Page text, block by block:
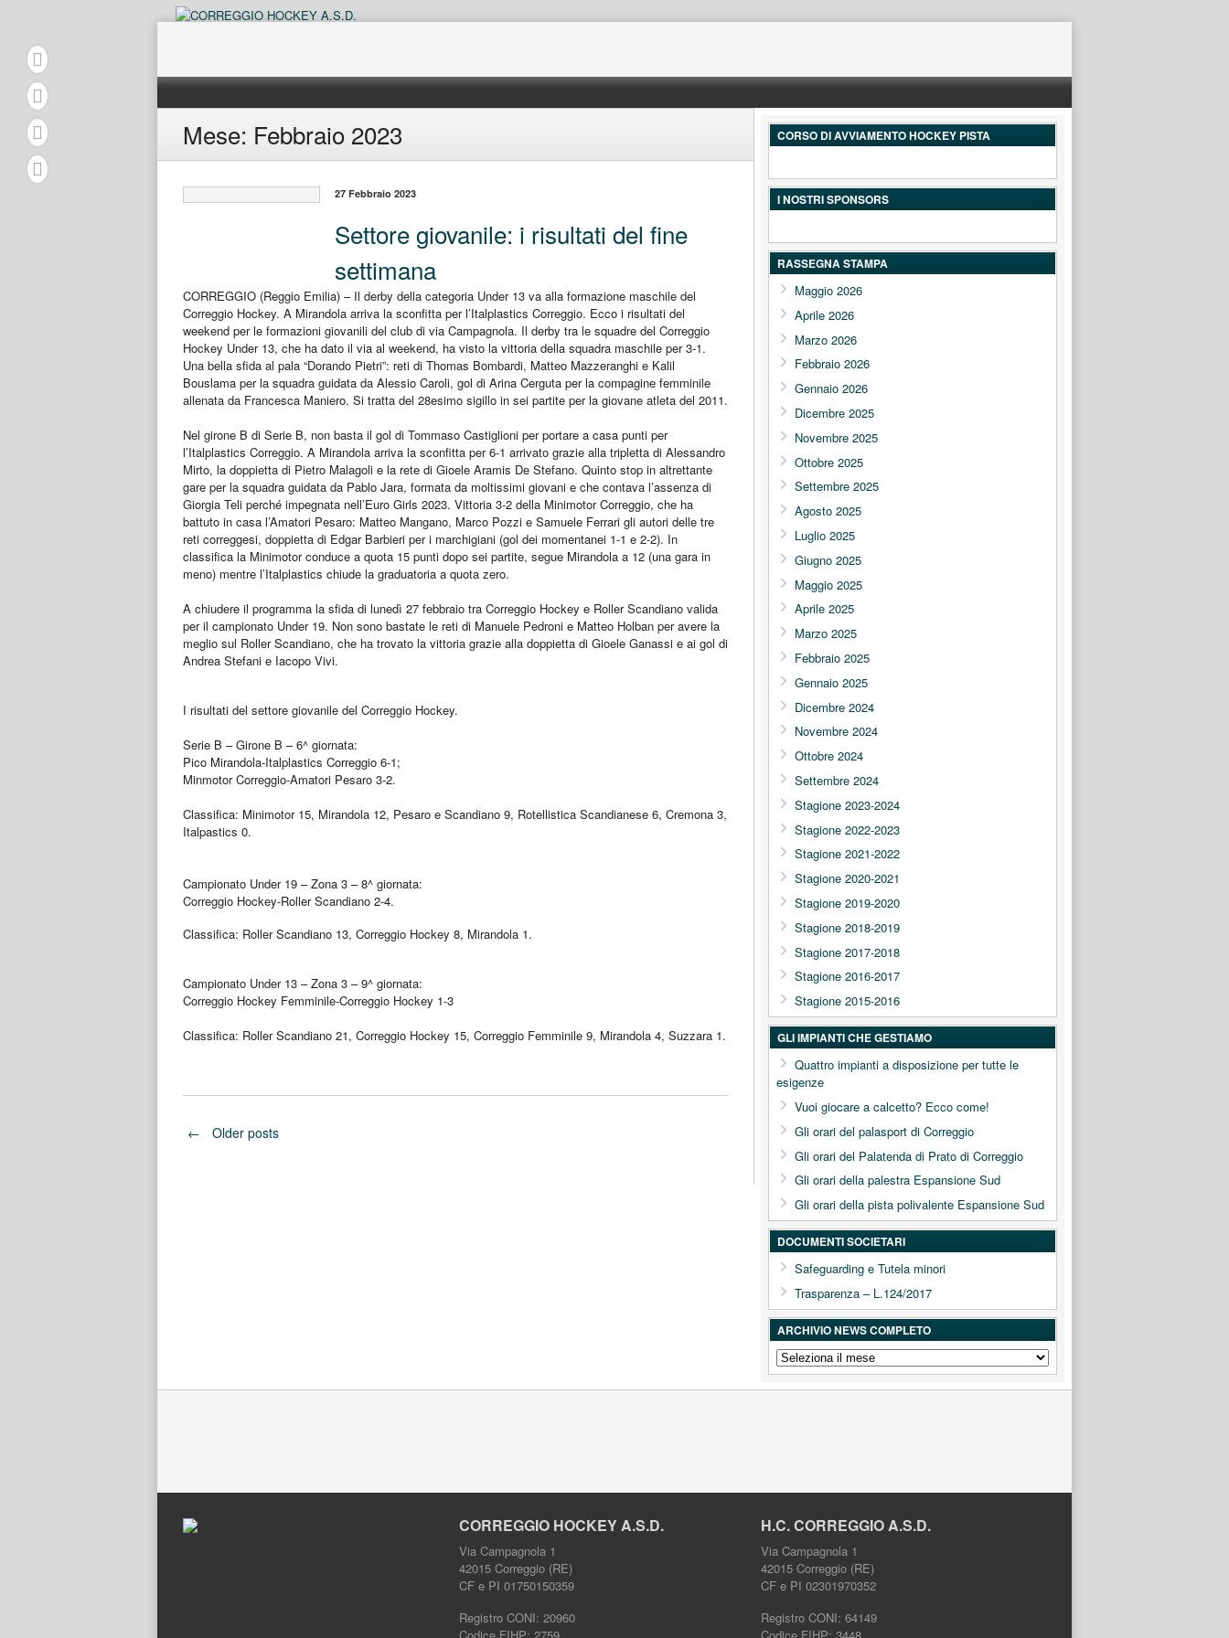
Mese: Febbraio 2023
27 Febbraio 2023
Settore giovanile: i risultati del fine
settimana
CORREGGIO (Reggio Emilia) – Il derby della categoria Under 13 va alla formazione maschile del
Correggio Hockey. A Mirandola arriva la sconfitta per l’Italplastics Correggio. Ecco i risultati del
weekend per le formazioni giovanili del club di via Campagnola. Il derby tra le squadre del Correggio
Hockey Under 13, che ha dato il via al weekend, ha visto la vittoria della squadra maschile per 3-1.
Una bella sfida al pala “Dorando Pietri”: reti di Thomas Bombardi, Matteo Mazzeranghi e Kalil
Bouslama per la squadra guidata da Alessio Caroli, gol di Arina Cerguta per la compagine femminile
allenata da Francesca Maniero. Si tratta del 28esimo sigillo in sei partite per la giovane atleta del 2011.
Nel girone B di Serie B, non basta il gol di Tommaso Castiglioni per portare a casa punti per
l’Italplastics Correggio. A Mirandola arriva la sconfitta per 6-1 arrivato grazie alla tripletta di Alessandro
Mirto, la doppietta di Pietro Malagoli e la rete di Gioele Aramis De Stefano. Quinto stop in altrettante
gare per la squadra guidata da Pablo Jara, formata da moltissimi giovani e che contava l’assenza di
Giorgia Teli perché impegnata nell’Euro Girls 2023. Vittoria 3-2 della Minimotor Correggio, che ha
battuto in casa l’Amatori Pesaro: Matteo Mangano, Marco Pozzi e Samuele Ferrari gli autori delle tre
reti correggesi, doppietta di Edgar Barbieri per i marchigiani (gol dei momentanei 1-1 e 2-2). In
classifica la Minimotor conduce a quota 15 punti dopo sei partite, segue Mirandola a 12 (una gara in
meno) mentre l’Italplastics chiude la graduatoria a quota zero.
A chiudere il programma la sfida di lunedì 27 febbraio tra Correggio Hockey e Roller Scandiano valida
per il campionato Under 19. Non sono bastate le reti di Manuele Pedroni e Matteo Holban per avere la
meglio sul Roller Scandiano, che ha trovato la vittoria grazie alla doppietta di Gioele Ganassi e ai gol di
Andrea Stefani e Iacopo Vivi.
I risultati del settore giovanile del Correggio Hockey.
Serie B – Girone B – 6^ giornata:
Pico Mirandola-Italplastics Correggio 6-1;
Minmotor Correggio-Amatori Pesaro 3-2.
Classifica: Minimotor 15, Mirandola 12, Pesaro e Scandiano 9, Rotellistica Scandianese 6, Cremona 3,
Italpastics 0.
Campionato Under 19 – Zona 3 – 8^ giornata:
Correggio Hockey-Roller Scandiano 2-4.
Classifica: Roller Scandiano 13, Correggio Hockey 8, Mirandola 1.
Campionato Under 13 – Zona 3 – 9^ giornata:
Correggio Hockey Femminile-Correggio Hockey 1-3
Classifica: Roller Scandiano 21, Correggio Hockey 15, Correggio Femminile 9, Mirandola 4, Suzzara 1.
Posts
← Older posts
CORSO DI AVVIAMENTO HOCKEY PISTA
I NOSTRI SPONSORS
RASSEGNA STAMPA
Maggio 2026
Aprile 2026
Marzo 2026
Febbraio 2026
Gennaio 2026
Dicembre 2025
Novembre 2025
Ottobre 2025
Settembre 2025
Agosto 2025
Luglio 2025
Giugno 2025
Maggio 2025
Aprile 2025
Marzo 2025
Febbraio 2025
Gennaio 2025
Dicembre 2024
Novembre 2024
Ottobre 2024
Settembre 2024
Stagione 2023-2024
Stagione 2022-2023
Stagione 2021-2022
Stagione 2020-2021
Stagione 2019-2020
Stagione 2018-2019
Stagione 2017-2018
Stagione 2016-2017
Stagione 2015-2016
GLI IMPIANTI CHE GESTIAMO
Quattro impianti a disposizione per tutte le
esigenze
Vuoi giocare a calcetto? Ecco come!
Gli orari del palasport di Correggio
Gli orari del Palatenda di Prato di Correggio
Gli orari della palestra Espansione Sud
Gli orari della pista polivalente Espansione Sud
DOCUMENTI SOCIETARI
Safeguarding e Tutela minori
Trasparenza – L.124/2017
ARCHIVIO NEWS COMPLETO
ARCHIVIO
NEWS
COMPLETO
CORREGGIO HOCKEY A.S.D.
Via Campagnola 1
42015 Correggio (RE)
CF e PI 01750150359
Registro CONI: 20960
H.C. CORREGGIO A.S.D.
Via Campagnola 1
42015 Correggio (RE)
CF e PI 02301970352
Registro CONI: 64149